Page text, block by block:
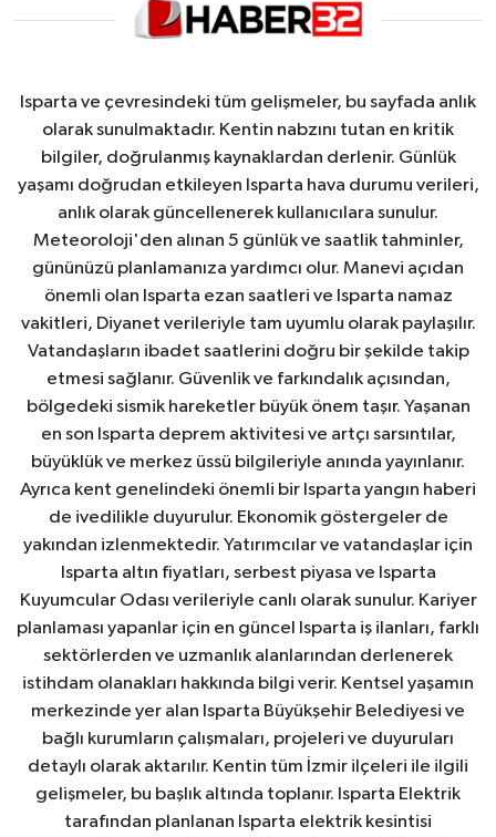
Isparta ve çevresindeki tüm gelişmeler, bu sayfada anlık
olarak sunulmaktadır. Kentin nabzını tutan en kritik
bilgiler, doğrulanmış kaynaklardan derlenir. Günlük
yaşamı doğrudan etkileyen Isparta hava durumu verileri,
anlık olarak güncellenerek kullanıcılara sunulur.
Meteoroloji'den alınan 5 günlük ve saatlik tahminler,
gününüzü planlamanıza yardımcı olur. Manevi açıdan
önemli olan Isparta ezan saatleri ve Isparta namaz
vakitleri, Diyanet verileriyle tam uyumlu olarak paylaşılır.
Vatandaşların ibadet saatlerini doğru bir şekilde takip
etmesi sağlanır. Güvenlik ve farkındalık açısından,
bölgedeki sismik hareketler büyük önem taşır. Yaşanan
en son Isparta deprem aktivitesi ve artçı sarsıntılar,
büyüklük ve merkez üssü bilgileriyle anında yayınlanır.
Ayrıca kent genelindeki önemli bir Isparta yangın haberi
de ivedilikle duyurulur. Ekonomik göstergeler de
yakından izlenmektedir. Yatırımcılar ve vatandaşlar için
Isparta altın fiyatları, serbest piyasa ve Isparta
Kuyumcular Odası verileriyle canlı olarak sunulur. Kariyer
planlaması yapanlar için en güncel Isparta iş ilanları, farklı
sektörlerden ve uzmanlık alanlarından derlenerek
istihdam olanakları hakkında bilgi verir. Kentsel yaşamın
merkezinde yer alan Isparta Büyükşehir Belediyesi ve
bağlı kurumların çalışmaları, projeleri ve duyuruları
detaylı olarak aktarılır. Kentin tüm İzmir ilçeleri ile ilgili
gelişmeler, bu başlık altında toplanır. Isparta Elektrik
tarafından planlanan Isparta elektrik kesintisi